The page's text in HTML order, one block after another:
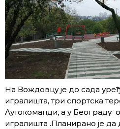
На Вождовцу је до сада
игралишта, три спортска
Аутокоманди, а у Београду
игралишта .Планирано је да